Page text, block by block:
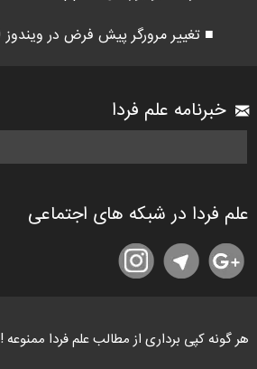
■ تغییر مرورگر پیش فرض در ویندوز 10
خبرنامه علم فردا
علم فردا در شبکه های اجتماعی
هر گونه کپی برداری از مطالب علم فردا ممنوعه !